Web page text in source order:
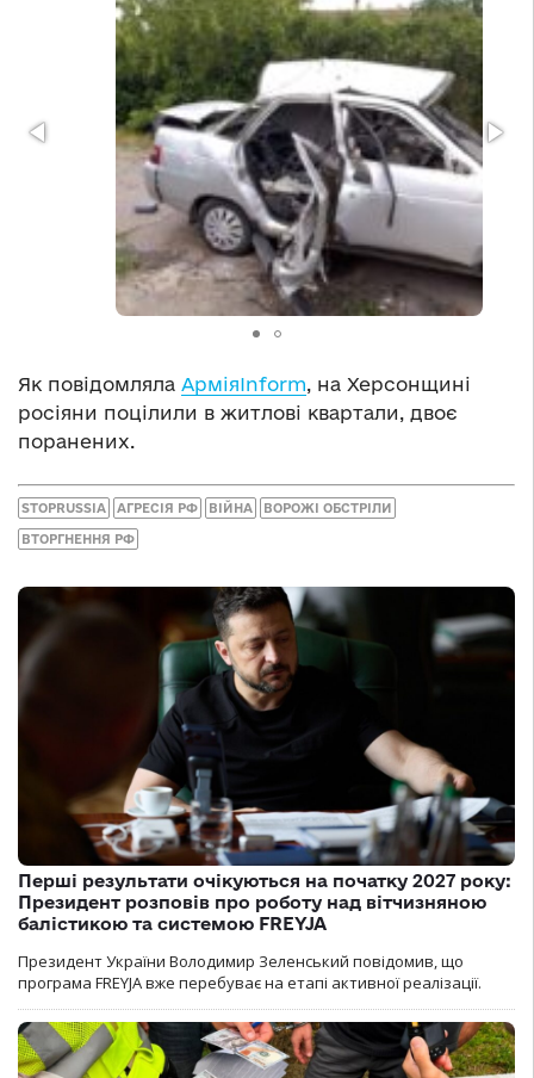
Як повідомляла АрміяInform, на Херсонщині
росіяни поцілили в житлові квартали, двоє
поранених.
STOPRUSSIA АГРЕСІЯ РФ ВІЙНА ВОРОЖІ ОБСТРІЛИ
ВТОРГНЕННЯ РФ
Перші результати очікуються на початку 2027 року:
Президент розповів про роботу над вітчизняною
балістикою та системою FREYJA
Президент України Володимир Зеленський повідомив, що
програма FREYJA вже перебуває на етапі активної реалізації.